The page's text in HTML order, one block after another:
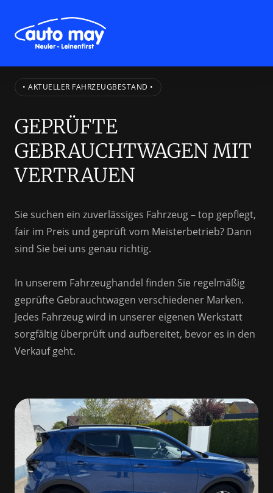
• AKTUELLER FAHRZEUGBESTAND •
GEPRÜFTE
GEBRAUCHTWAGEN MIT
VERTRAUEN
Sie suchen ein zuverlässiges Fahrzeug – top gepflegt,
fair im Preis und geprüft vom Meisterbetrieb? Dann
sind Sie bei uns genau richtig.
In unserem Fahrzeughandel finden Sie regelmäßig
geprüfte Gebrauchtwagen verschiedener Marken.
Jedes Fahrzeug wird in unserer eigenen Werkstatt
sorgfältig überprüft und aufbereitet, bevor es in den
Verkauf geht.
Slide 3 of 4